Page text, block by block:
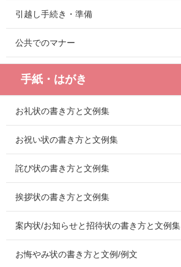
引越し手続き・準備
公共でのマナー
手紙・はがき
お礼状の書き方と文例集
お祝い状の書き方と文例集
詫び状の書き方と文例集
挨拶状の書き方と文例集
案内状/お知らせと招待状の書き方と文例集
お悔やみ状の書き方と文例/例文